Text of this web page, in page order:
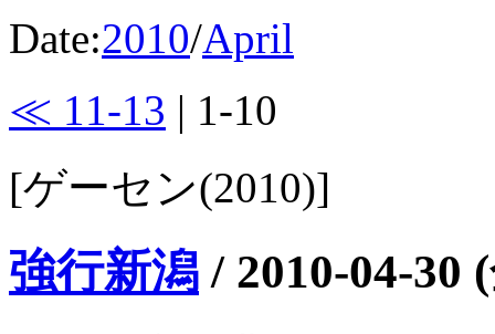
Date:2010/April
≪ 11-13 | 1-10
[ゲーセン(2010)]
強行新潟 / 2010-04-30